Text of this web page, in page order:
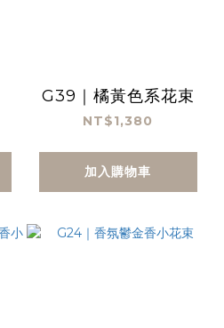
G39｜橘黃色系花束
NT$1,380
加入購物車